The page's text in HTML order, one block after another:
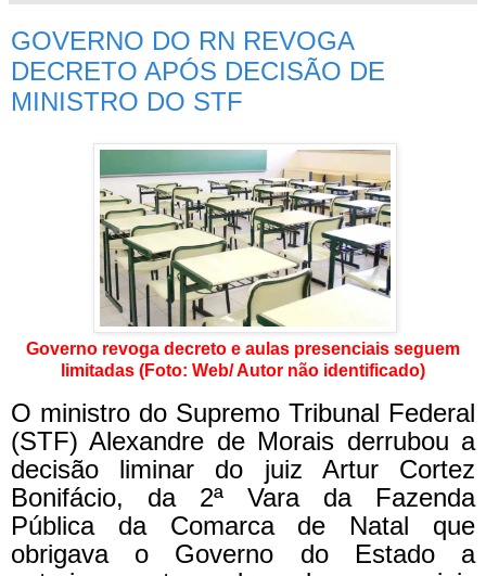
GOVERNO DO RN REVOGA
DECRETO APÓS DECISÃO DE
MINISTRO DO STF
Governo revoga decreto e aulas presenciais seguem
limitadas (Foto: Web/ Autor não identificado)
O ministro do Supremo Tribunal Federal
(STF) Alexandre de Morais derrubou a
decisão liminar do juiz Artur Cortez
Bonifácio, da 2ª Vara da Fazenda
Pública da Comarca de Natal que
obrigava o Governo do Estado a